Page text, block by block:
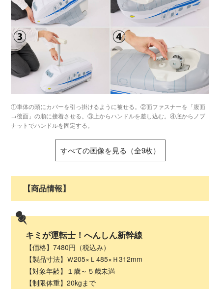
①車体の頭にカバーを引っ掛けるように被せる。②面ファスナーを「腹面
→後面」の順に接着させる。③上からハンドルを差し込む。④底からノブ
ナットでハンドルを固定する。
すべての画像を見る（全9枚）
【商品情報】
キミが運転士！へんしん新幹線
【価格】7480円（税込み）
【製品寸法】Ｗ205×Ｌ485×Ｈ312mm
【対象年齢】１歳～５歳未満
【制限体重】20kgまで